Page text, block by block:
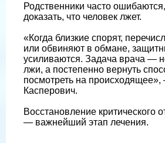
Родственники часто
доказать, что человек лжет.
«Когда близкие спорят,
или обвиняют в обмане,
усиливаются. Задача врача —
лжи, а постепенно вернуть
посмотреть на
Касперович.
Восстановление критического
— важнейший этап лечения.